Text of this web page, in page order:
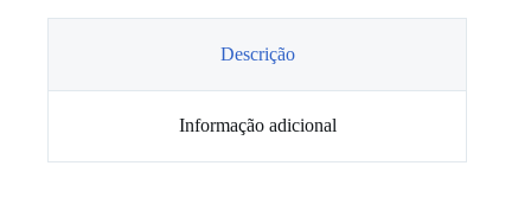
Descrição
Informação adicional